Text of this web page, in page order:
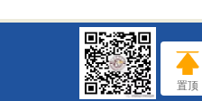
置顶